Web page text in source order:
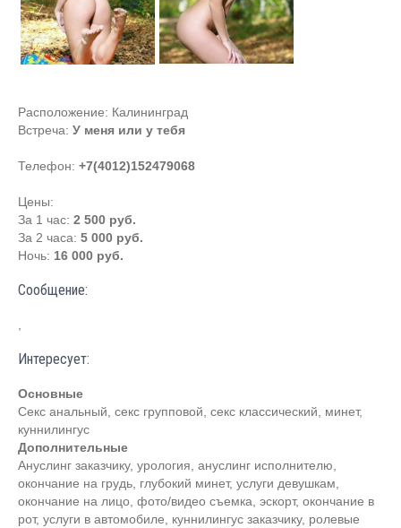
Расположение: Калининград
Встреча: У меня или у тебя
Телефон: +7(4012)152479068
Цены:
За 1 час: 2 500 руб.
За 2 часа: 5 000 руб.
Ночь: 16 000 руб.
Сообщение:
Интересует:
Основные
Секс анальный, секс групповой, секс классический, минет,
куннилингус
Дополнительные
Ануслинг заказчику, урология, ануслинг исполнителю,
окончание на грудь, глубокий минет, услуги девушкам,
окончание на лицо, фото/видео съемка, эскорт, окончание в
рот, услуги в автомобиле, куннилингус заказчику, ролевые